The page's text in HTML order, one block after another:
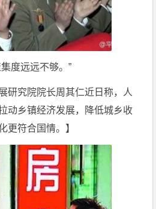
度远远不够。”
究院院长周其仁近日称，人
动乡镇经济发展，降低城乡收
更符合国情。】